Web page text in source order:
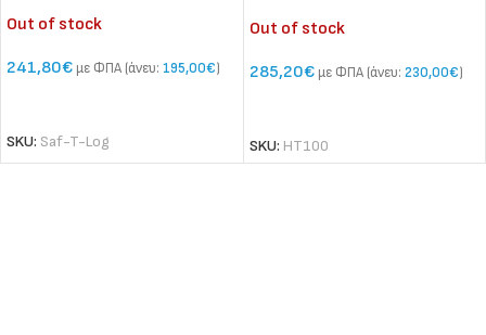
Out of stock
241,80€ με ΦΠΑ (άνευ: 195,00€)
SKU: Saf-T-Log
Out of stock
285,20€ με ΦΠΑ (άνευ: 230,00€)
SKU: HT100